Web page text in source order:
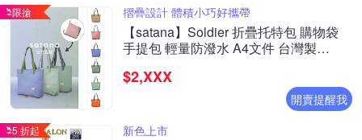
限搶 摺疊設計 體積小巧好攜帶
【satana】Soldier 折疊托特包 購物袋
手提包 輕量防潑水 A4文件 台灣製
$2,XXX
開賣提醒我
5 折起 新色上市